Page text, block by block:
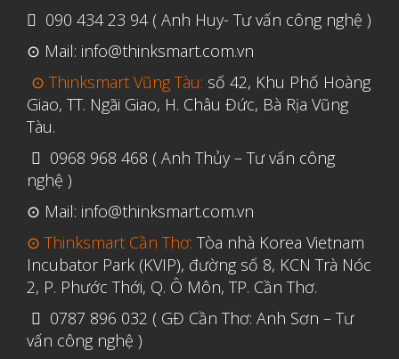
090 434 23 94 ( Anh Huy- Tư vấn công nghệ )
⊙ Mail: info@thinksmart.com.vn
⊙ Thinksmart Vũng Tàu: số 42, Khu Phố Hoàng
Giao, TT. Ngãi Giao, H. Châu Đức, Bà Rịa Vũng
Tàu.
0968 968 468 ( Anh Thủy – Tư vấn công
nghệ )
⊙ Mail: info@thinksmart.com.vn
⊙ Thinksmart Cần Thơ: Tòa nhà Korea Vietnam
Incubator Park (KVIP), đường số 8, KCN Trà Nóc
2, P. Phước Thới, Q. Ô Môn, TP. Cần Thơ.
0787 896 032 ( GĐ Cần Thơ: Anh Sơn – Tư
vấn công nghệ )